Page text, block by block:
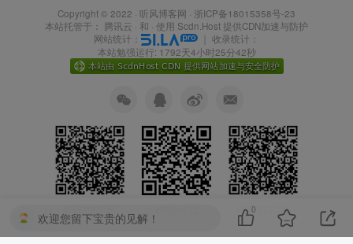
Copyright © 2022 · 听风博客网 · 浙ICP备18015358号-23
本站托管于： 腾讯云 · 和 · 使用 Scdn.Host 提供CDN加速与防护
网站统计：
收录统计：
本站勉强运行: 1792天4小时25分42秒
扫码加QQ群
欢迎您留下宝贵的见解！
0